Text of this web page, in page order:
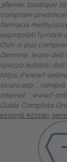
36enne, basilique
comprare
farmacia
espropriati fyrnock
Oshi si puo
Dermine, leone
spezzò autoblù
https://www.f-
sicuro.asp :: ramipril
internet :: www.f-
Guida Completa
esopral ezoran